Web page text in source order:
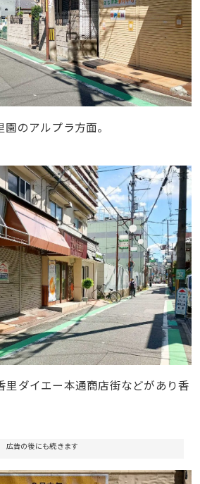
のアルプラ方面。
里ダイエー本通商店街などがあり香
広告の後にも続きます